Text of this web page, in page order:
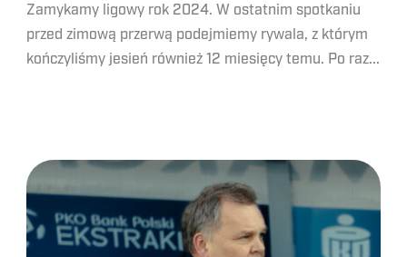
Zamykamy ligowy rok 2024. W ostatnim spotkaniu
przed zimową przerwą podejmiemy rywala, z którym
kończyliśmy jesień również 12 miesięcy temu. Po raz...